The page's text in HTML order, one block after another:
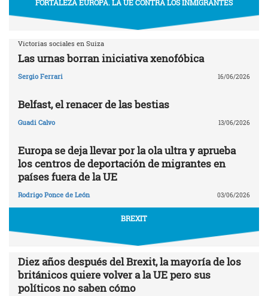
FORTALEZA EUROPA. LA UE CONTRA LOS INMIGRANTES
Victorias sociales en Suiza
Las urnas borran iniciativa xenofóbica
Sergio Ferrari 16/06/2026
Belfast, el renacer de las bestias
Guadi Calvo 13/06/2026
Europa se deja llevar por la ola ultra y aprueba
los centros de deportación de migrantes en
países fuera de la UE
Rodrigo Ponce de León 03/06/2026
BREXIT
Diez años después del Brexit, la mayoría de los
británicos quiere volver a la UE pero sus
políticos no saben cómo